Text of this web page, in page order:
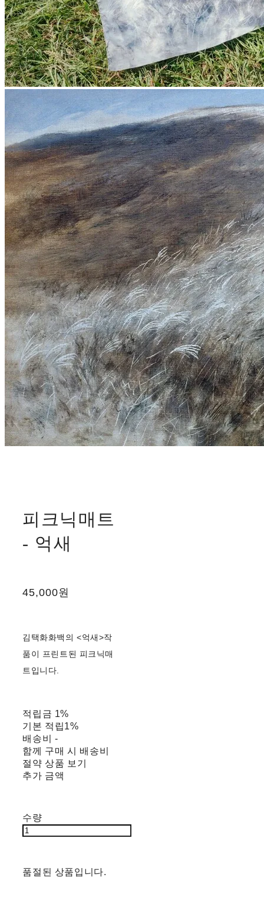
피크닉매트
- 억새
45,000원
김택화화백의 <억새>작
품이 프린트된 피크닉매
트입니다.
적립금 1%
기본 적립1%
배송비 -
함께 구매 시 배송비
절약 상품 보기
추가 금액
수량
품절된 상품입니다.